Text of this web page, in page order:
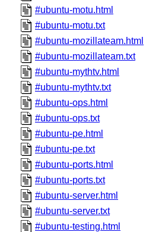
#ubuntu-motu.html
#ubuntu-motu.txt
#ubuntu-mozillateam.html
#ubuntu-mozillateam.txt
#ubuntu-mythtv.html
#ubuntu-mythtv.txt
#ubuntu-ops.html
#ubuntu-ops.txt
#ubuntu-pe.html
#ubuntu-pe.txt
#ubuntu-ports.html
#ubuntu-ports.txt
#ubuntu-server.html
#ubuntu-server.txt
#ubuntu-testing.html